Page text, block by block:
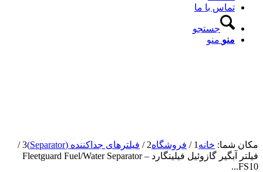
تماس با ما
جستجو
منو منو
مکان شما: خانه 1
/ فروشگاه2
/ فیلترهای جداکننده (Separator) 3
/
فیلتر آبگیر گازوئیل فیلیتگارد – Fleetguard Fuel/Water Separator
FS10...